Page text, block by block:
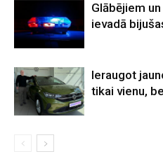
Glābējiem
ievadā
Ieraugot
tikai vienu,